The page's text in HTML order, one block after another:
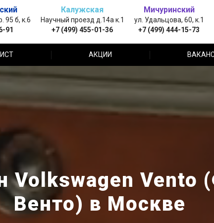
95 б, к.6
91
Калужская
Научный проезд д.14а к.1
+7 (499) 455-01-36
Мичуринский
ул. Удальцова, 60, к.1
+7 (499) 444-15-73
АКЦИИ
Volkswagen Vento
Венто) в Москве